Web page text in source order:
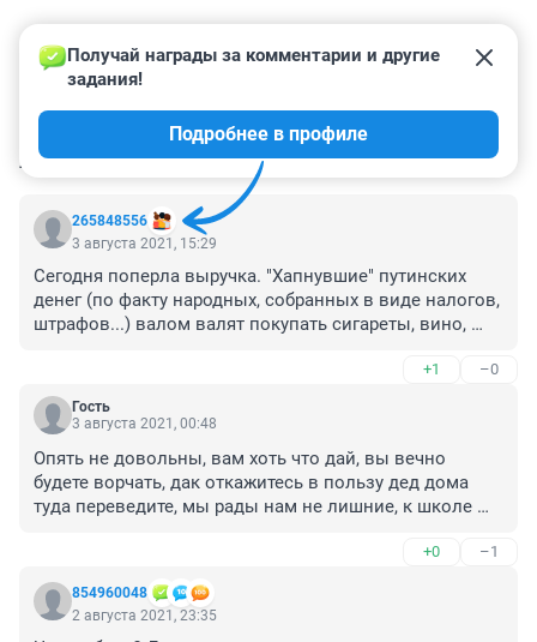
КОММЕНТАРИИ 43
265848556
Получай награды за комментарии и другие
задания!
Подробнее в профиле
3 августа 2021, 15:29
Сегодня поперла выручка. "Хапнувшие" путинских
денег (по факту народных, собранных в виде налогов,
штрафов...) валом валят покупать сигареты, вино,
только не школьные принадлежности. Зато все за
Путина! Ура вождю!
+1 –0
Гость
3 августа 2021, 00:48
Опять не довольны, вам хоть что дай, вы вечно
будете ворчать, дак откажитесь в пользу дед дома
туда переведите, мы рады нам не лишние, к школе
+0 –1
854960048
2 августа 2021, 23:35